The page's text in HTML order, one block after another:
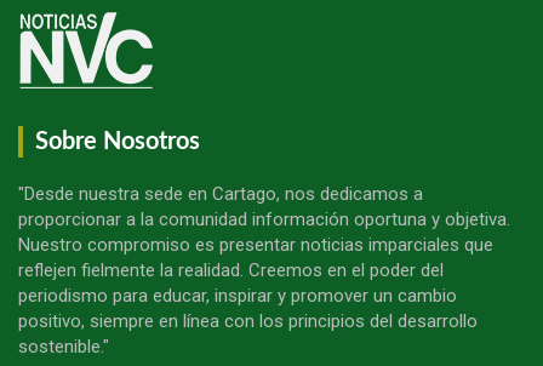
Sobre Nosotros
"Desde nuestra sede en Cartago, nos dedicamos a
proporcionar a la comunidad información oportuna y objetiva.
Nuestro compromiso es presentar noticias imparciales que
reflejen fielmente la realidad. Creemos en el poder del
periodismo para educar, inspirar y promover un cambio
positivo, siempre en línea con los principios del desarrollo
sostenible."